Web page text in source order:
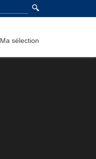
Ma sélection